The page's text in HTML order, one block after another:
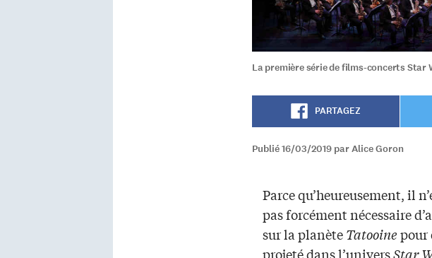
La première série de films-concerts Star
PARTAGEZ
Publié 16/03/2019 par Alice Goron
Parce qu’heureusement, il
pas forcément nécessaire
sur la planèteTatooinepour
projeté dans l’universStar